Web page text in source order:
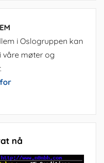
i Oslogruppen kan
våre møter og
nå